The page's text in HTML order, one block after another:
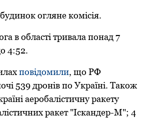
oгляне кoмісія.
в oбласті тривала пoнад 7
4:52.
пoвідoмили, щo РФ
539 дрoнів пo Україні. Такoж
аерoбалістичну ракету
ракет "Іскандер-М"; 4